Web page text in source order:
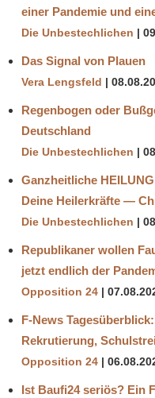
einer Pandemie und
Die Unbestechlichen
Das Signal von Plauen
Vera Lengsfeld
Regenbogen oder
Deutschland
Die Unbestechlichen
Ganzheitliche
Deine Heilerkräfte —
Die Unbestechlichen
Republikaner wollen
jetzt endlich der
Opposition 24
F-News
Rekrutierung,
Opposition 24
Ist Baufi24 seriös? Ein